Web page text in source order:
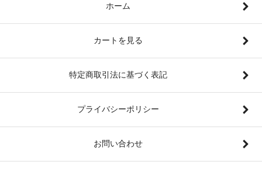
ホーム
カートを見る
特定商取引法に基づく表記
プライバシーポリシー
お問い合わせ